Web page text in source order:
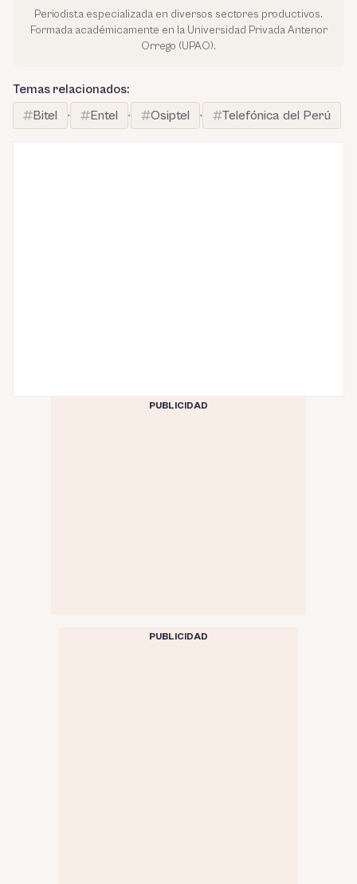
Periodista especializada en diversos sectores productivos.
Formada académicamente en la Universidad Privada Antenor
Orrego (UPAO).
Temas relacionados:
Bitel
· Entel · Osiptel · Telefónica del Perú
PUBLICIDAD
PUBLICIDAD